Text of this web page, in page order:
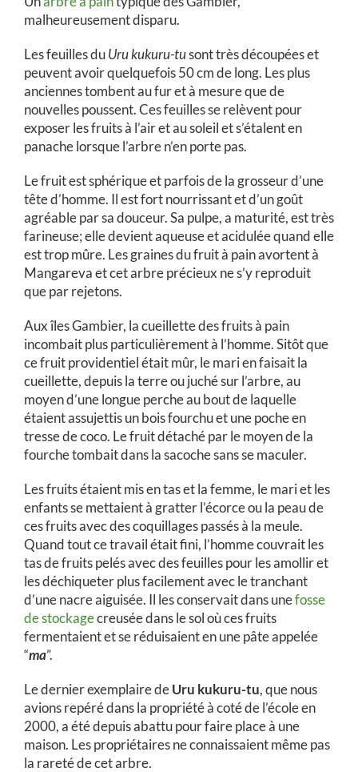
malheureusement disparu.
Les feuilles duUrukukuru-tusont très découpées et
peuvent avoir quelquefois 50 cm de long. Les plus
anciennes tombent au fur et à mesure que de
nouvelles poussent. Ces feuilles se relèvent pour
exposer les fruits à l’air et au soleil et s’étalent en
panache lorsque l’arbre n’en porte pas.
Le fruit est sphérique et parfois de la grosseur d’une
tête d’homme. Il est fort nourrissant et d’un goût
agréable par sa douceur. Sa pulpe, a maturité, est très
farineuse; elle devient aqueuse et acidulée quand elle
est trop mûre. Les graines du fruit à pain avortent à
Mangareva et cet arbre précieux ne s’y reproduit
que par rejetons.
Aux îles Gambier, la cueillette des fruits à pain
incombait plus particulièrement à l’homme. Sitôt que
ce fruit providentiel était mûr, le mari en faisait la
cueillette, depuis la terre ou juché sur l’arbre, au
moyen d’une longue perche au bout de laquelle
étaient assujettis un bois fourchu et une poche en
tresse de coco. Le fruit détaché par le moyen de la
fourche tombait dans la sacoche sans se maculer.
Les fruits étaient mis en tas et la femme, le mari et les
enfants se mettaient à gratter l’écorce ou la peau de
ces fruits avec des coquillages passés à la meule.
Quand tout ce travail était fini, l’homme couvrait les
tas de fruits pelés avec des feuilles pour les amollir et
les déchiqueter plus facilement avec le tranchant
d’une nacre aiguisée. Il les conservait dans unefosse
de stockagecreusée dans le sol où ces fruits
fermentaient et se réduisaient en une pâte appelée
“ma”.
Le dernier exemplaire deUru kukuru-tu, que nous
avions repéré dans la propriété à coté de l’école en
2000, a été depuis abattu pour faire place à une
maison. Les propriétaires ne connaissaient même pas
la rareté de cet arbre.